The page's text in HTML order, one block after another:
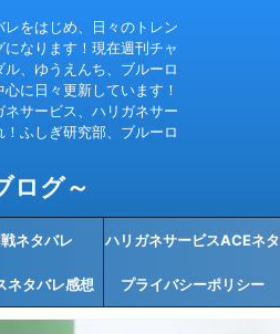
をはじめ、日々のトレン
なります！現在週刊チャ
、ゆうえんち、ブルーロ
に日々更新しています！
サービス、ハリガネサー
ふしぎ研究部、ブルーロ
ログ～
ネタバレ ハリガネサービスACEネタ
バレ感想
ネタバレ感想 プライバシーポリシー